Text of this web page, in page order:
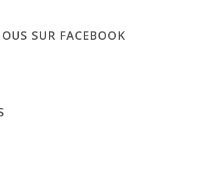
SUR FACEBOOK